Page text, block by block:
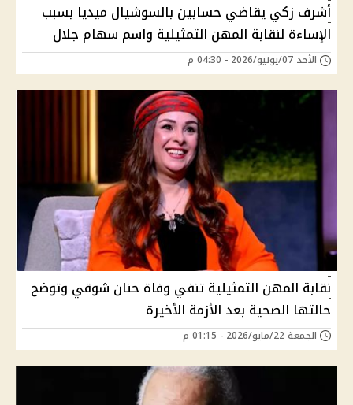
أشرف زكي يقاضي حسابين بالسوشيال ميديا بسبب
الإساءة لنقابة المهن التمثيلية واسم سهام جلال
الأحد 07/يونيو/2026 - 04:30 م
نقابة المهن التمثيلية تنفي وفاة حنان شوقي وتوضح
حالتها الصحية بعد الأزمة الأخيرة
الجمعة 22/مايو/2026 - 01:15 م